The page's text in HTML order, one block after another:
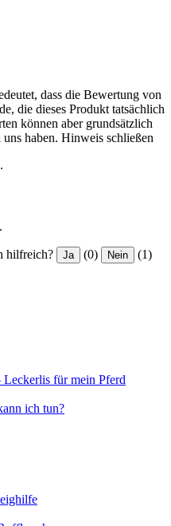
dass die Bewertung von
die dieses Produkt tatsächlich
können aber grundsätzlich
haben. Hinweis schließen
hilfreich? Ja (0) Nein (1)
Leckerlis für mein Pferd
ich tun?